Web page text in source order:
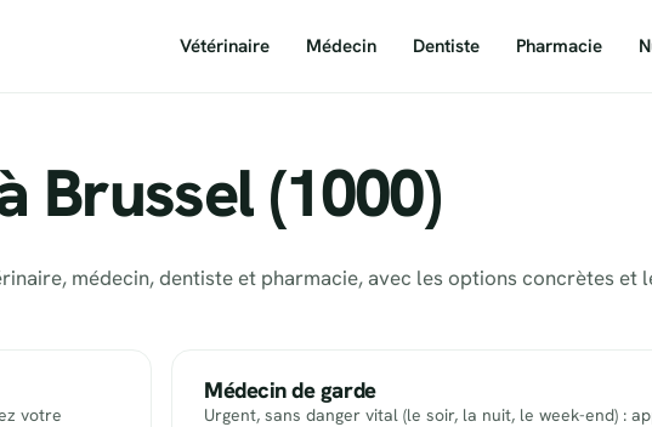
Vétérinaire Médecin Dentiste Pharmacie
Brussel (1000)
médecin, dentiste et pharmacie, avec les options concrètes et
votre
Médecin de garde
Urgent, sans danger vital (le soir, la nuit, le week-end) :